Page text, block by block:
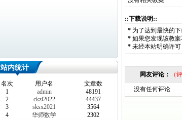
站内统计
名次 用户名
文章数
1
admin
48191
2
ckzl2022
44437
3
sksx2021
3564
4
华师数学
2302
::下载说明::
* 为了达到最快的
* 如果您发现该教
* 未经本站明确许
网友评论： （
没有任何评论